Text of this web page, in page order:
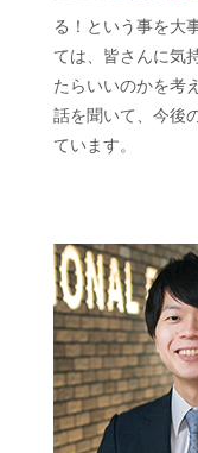
る！という事を大
ては、皆さんに気
たらいいのかを考
話を聞いて、今後
ています。